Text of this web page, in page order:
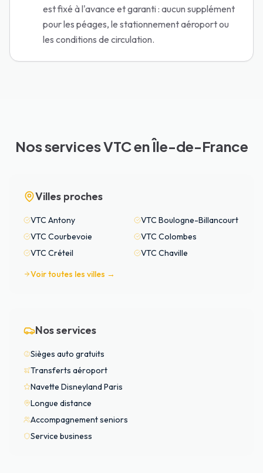
est fixé à l'avance et garanti : aucun supplément
pour les péages, le stationnement aéroport ou
les conditions de circulation.
Nos services VTC en Île-de-France
Villes proches
VTC Antony VTC Boulogne-Billancourt
VTC Courbevoie VTC Colombes
VTC Créteil VTC Chaville
Voir toutes les villes →
Nos services
Sièges auto gratuits
Transferts aéroport
Navette Disneyland Paris
Longue distance
Accompagnement seniors
Service business